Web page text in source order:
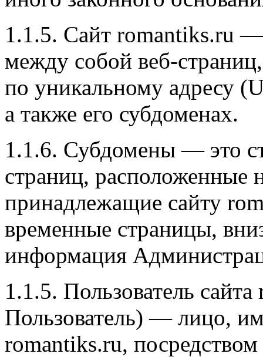
1.1.5. Сайт romantiks.ru —
между собой веб-
по уникальному адресу
а также его субдоменах.
1.1.6. Субдомены — это
страниц, расположенные
принадлежащие сайту
временные страницы,
информация
1.1.5. Пользователь
Пользователь) — лицо,
romantiks.ru,